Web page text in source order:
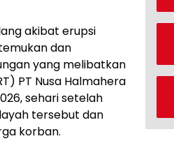
akibat erupsi
dan
yang melibatkan
PT Nusa Halmahera
sehari setelah
tersebut dan
korban.